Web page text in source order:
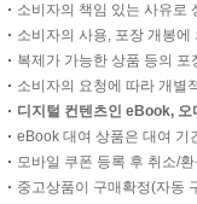
소비자의 책임 있는 사유로
소비자의 사용, 포장 개봉
복제가 가능한 상품 등의
소비자의 요청에 따라 개별
디지털 컨텐츠인 eBook,
eBook 대여 상품은 대여 기
모바일 쿠폰 등록 후 취소/
중고상품이 구매확정(자동